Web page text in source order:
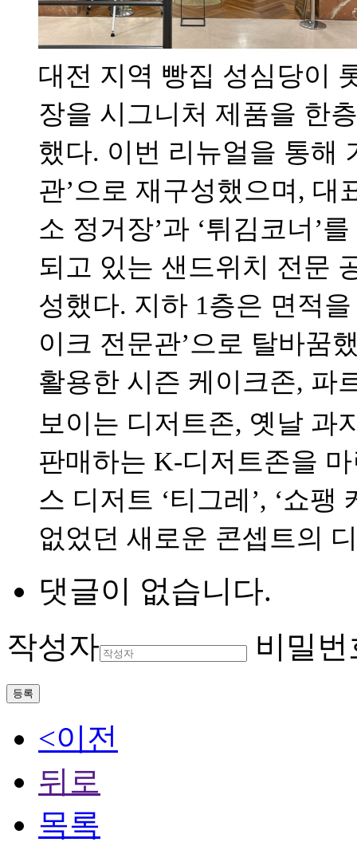
대전 지역 빵집 성심당이
장을 시그니처 제품을 한
했다. 이번 리뉴얼을 통해
관’으로 재구성했으며, 대
소 정거장’과 ‘튀김코너’
되고 있는 샌드위치 전문
성했다. 지하 1층은 면적
이크 전문관’으로 탈바꿈
활용한 시즌 케이크존, 파
보이는 디저트존, 옛날
판매하는 K-디저트존을
스 디저트 ‘티그레’, ‘쇼
없었던 새로운 콘셉트의
댓글이 없습니다.
작성자
비밀번
등록
<이전
뒤로
목록